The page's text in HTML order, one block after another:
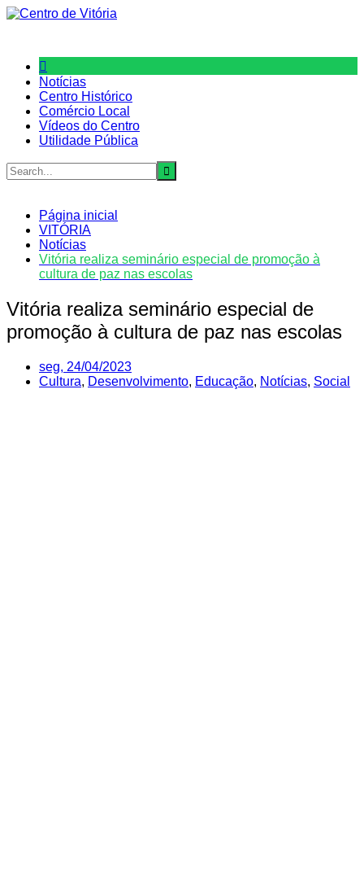
Ir
conteúdo
Notícias
Centro Histórico
Comércio Local
Vídeos do Centro
Utilidade Pública
Página inicial
VITÓRIA
Notícias
Vitória realiza seminário especial de promoção à
cultura de paz nas escolas
Vitória realiza seminário especial de
promoção à cultura de paz nas escolas
seg, 24/04/2023
Cultura, Desenvolvimento, Educação, Notícias, Social